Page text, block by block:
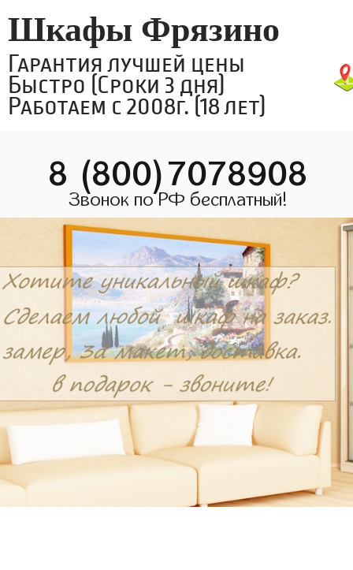
Шкафы Фрязино
Гарантия лучшей цены
Быстро (Сроки 3 дня)
Работаем с 2008г. (18 лет)
8 (800)7078908
Звонок по РФ бесплатный!